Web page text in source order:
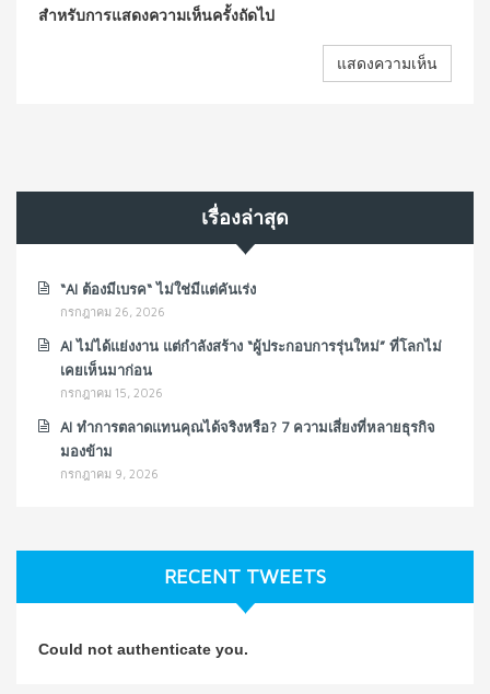
สำหรับการแสดงความเห็นครั้งถัดไป
เรื่องล่าสุด
“AI ต้องมีเบรค“ ไม่ใช่มีแต่คันเร่ง
กรกฎาคม 26, 2026
AI ไม่ได้แย่งงาน แต่กำลังสร้าง “ผู้ประกอบการรุ่นใหม่” ที่โลกไม่
เคยเห็นมาก่อน
กรกฎาคม 15, 2026
AI ทำการตลาดแทนคุณได้จริงหรือ? 7 ความเสี่ยงที่หลายธุรกิจ
มองข้าม
กรกฎาคม 9, 2026
RECENT TWEETS
Could not authenticate you.